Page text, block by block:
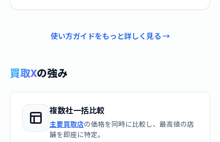
使い方ガイドをもっと詳しく見る →
買取Xの強み
複数社一括比較
主要買取店の価格を同時に比較し、最高値の店
舗を即座に特定。